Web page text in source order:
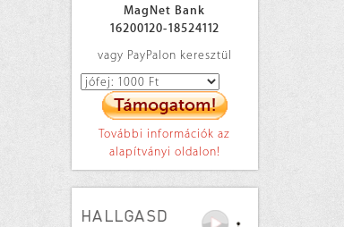
MagNet Bank
16200120-18524112
vagy PayPalon keresztül
További információk az
alapítványi oldalon!